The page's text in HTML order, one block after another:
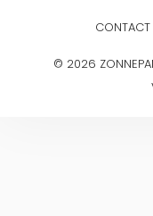
CONTACT
© 2026